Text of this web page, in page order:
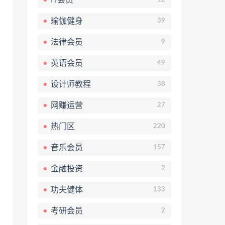
瑜伽健身 39
法律会员 9
英语会员 49
设计师教程 38
网赚运营 27
热门区 220
音乐会员 157
金融投资 2
功夫健体 133
考研会员 2